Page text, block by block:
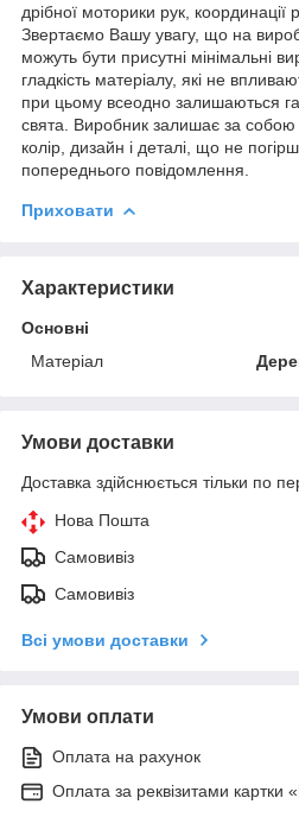
дрібної моторики рук, координації
Звертаємо Вашу увагу, що на
можуть бути присутні мінімальні
гладкість матеріалу, які не
при цьому всеодно залишаються
свята. Виробник залишає за собою
колір, дизайн і деталі, що не
попереднього повідомлення.
Приховати
Характеристики
Основні
Матеріал
Умови доставки
Доставка здійснюється тільки по
Нова Пошта
Самовивіз
Самовивіз
Всі умови доставки
Умови оплати
Оплата на рахунок
Оплата за реквізитами картки